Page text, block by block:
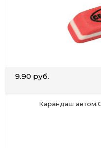
9.90 руб.
Карандаш